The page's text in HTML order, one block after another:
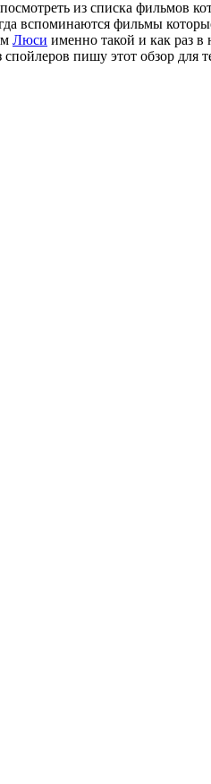
из списка фильмов
вспоминаются фильмы
Люси именно такой и как раз
пишу этот обзор для